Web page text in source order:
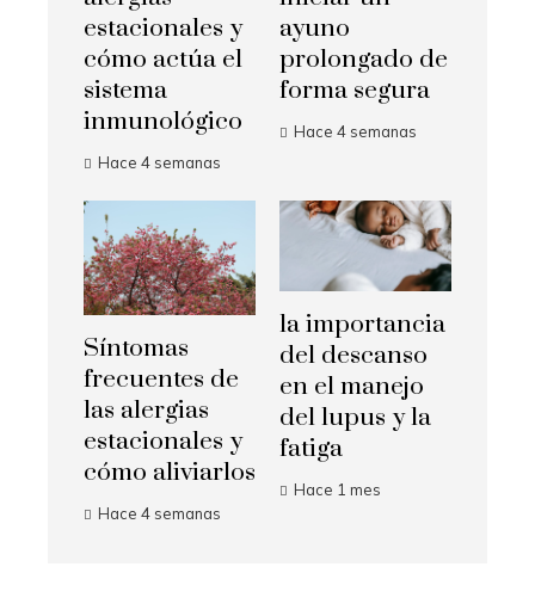
estacionales y
cómo actúa el
sistema
inmunológico
Hace 4 semanas
ayuno
prolongado de
forma segura
Hace 4 semanas
Síntomas
frecuentes de
las alergias
estacionales y
cómo aliviarlos
Hace 4 semanas
la importancia
del descanso
en el manejo
del lupus y la
fatiga
Hace 1 mes